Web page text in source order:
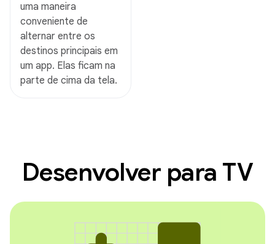
uma maneira
conveniente de
alternar entre os
destinos principais em
um app. Elas ficam na
parte de cima da tela.
Desenvolver para TV